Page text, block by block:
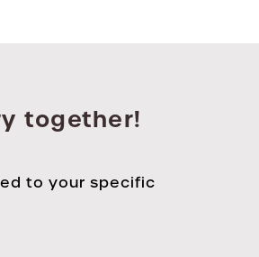
together!
to your specific